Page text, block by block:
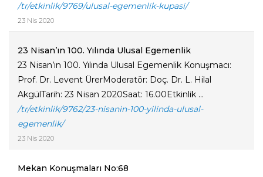
/tr/etkinlik/9769/ulusal-egemenlik-kupasi/
23 Nis 2020
23 Nisan’ın 100. Yılında Ulusal Egemenlik
23 Nisan’ın 100. Yılında Ulusal Egemenlik Konuşmacı:
Prof. Dr. Levent ÜrerModeratör: Doç. Dr. L. Hilal
AkgülTarih: 23 Nisan 2020Saat: 16.00Etkinlik ...
/tr/etkinlik/9762/23-nisanin-100-yilinda-ulusal-
egemenlik/
23 Nis 2020
Mekan Konuşmaları No:68